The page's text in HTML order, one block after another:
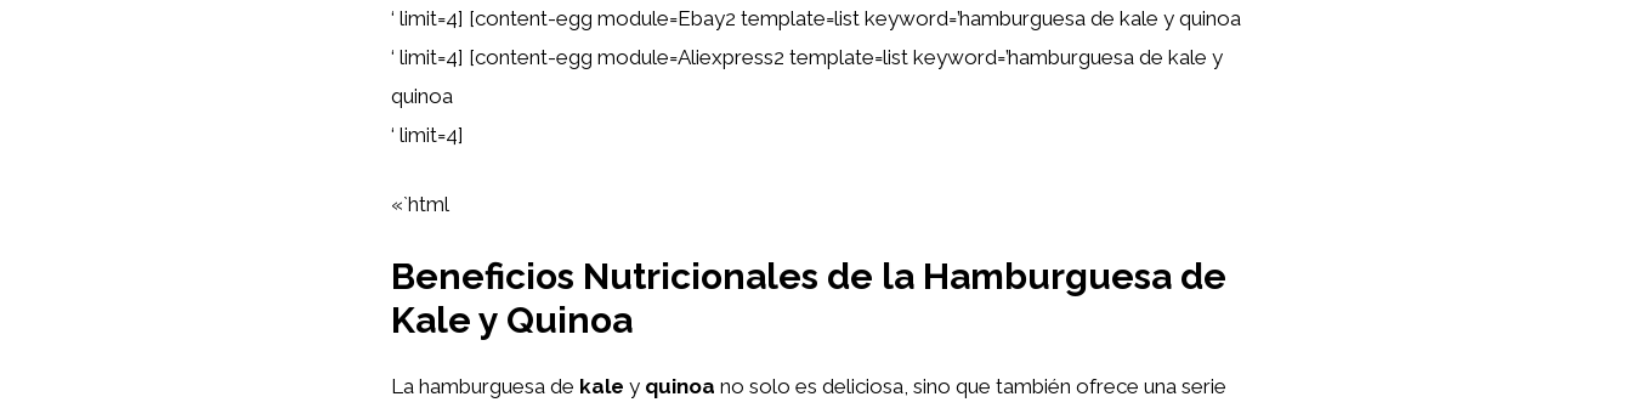
‘ limit=4] [content-egg module=Ebay2 template=list keyword=’hamburguesa de kale y quinoa
‘ limit=4] [content-egg module=Aliexpress2 template=list keyword=’hamburguesa de kale y
quinoa
‘ limit=4]
«`html
Beneficios Nutricionales de la Hamburguesa de
Kale y Quinoa
La hamburguesa de kale y quinoa no solo es deliciosa, sino que también ofrece una serie